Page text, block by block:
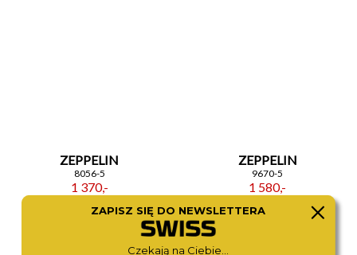
ZEPPELIN
8056-5
1 370,-
ZEPPELIN
9670-5
1 580,-
ZAPISZ SIĘ DO NEWSLETTERA
Czekają na Ciebie...